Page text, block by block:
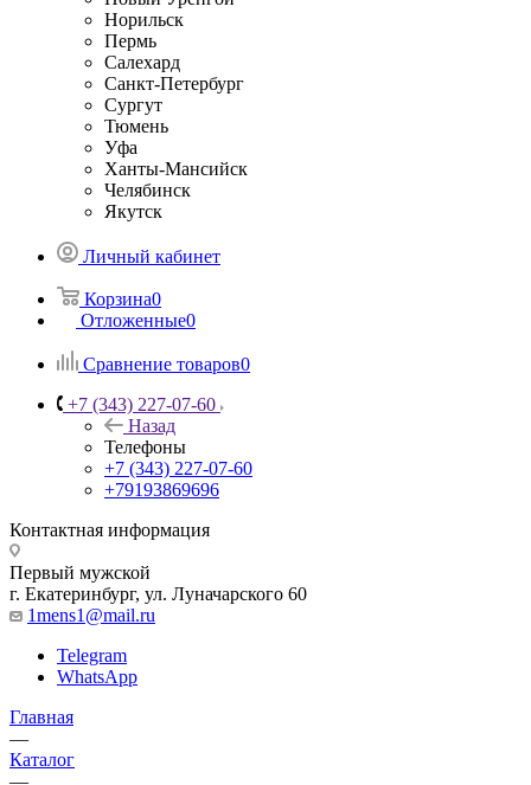
Норильск
Пермь
Салехард
Санкт-Петербург
Сургут
Тюмень
Уфа
Ханты-Мансийск
Челябинск
Якутск
Личный кабинет
Корзина0
Отложенные0
Сравнение товаров0
+7 (343) 227-07-60
Назад
Телефоны
+7 (343) 227-07-60
+79193869696
Контактная информация
Первый мужской
г. Екатеринбург, ул. Луначарского 60
1mens1@mail.ru
Telegram
WhatsApp
Главная
—
Каталог
—